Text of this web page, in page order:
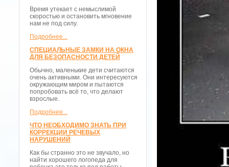
Время утекает с немыслимой
скоростью и остановить мгновение
нам не под силу.
Подробнее...
СПЕЦИАЛЬНЫЕ ЗАМКИ НА ОКНА
ДЛЯ БЕЗОПАСНОСТИ ДЕТЕЙ
Обычно, маленькие дети считаются
очень активными. Они интересуются
окружающим миром и пытаются
попробовать всё то, что делают
взрослые.
Подробнее...
ЧТО НЕОБХОДИМО ЗНАТЬ ПРИ
КОРРЕКЦИИ РЕЧЕВЫХ
НАРУШЕНИЙ
Как бы странно это не звучало, но
найти хорошего логопеда для